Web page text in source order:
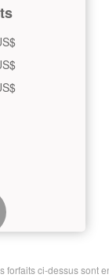
ci-dessus sont